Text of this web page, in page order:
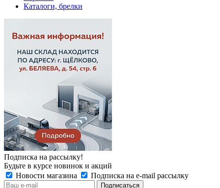
Каталоги, брелки
Подписка на рассылку!
Будьте в курсе новинок и акций
Новости магазина
Подписка на e-mail рассылку